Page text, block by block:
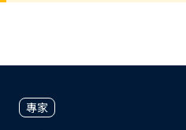
專家